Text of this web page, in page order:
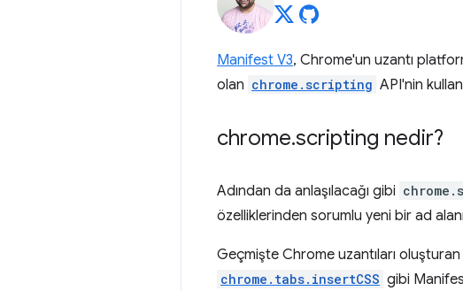
Manifest V3, Chrome'un uzantı
olan chrome.scripting API'nin
chrome.scripting nedir?
Adından da anlaşılacağı gibi
özelliklerinden sorumlu yeni bir ad
Geçmişte Chrome uzantıları
chrome.tabs.insertCSS gibi